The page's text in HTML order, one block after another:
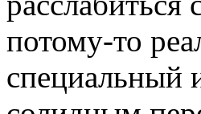
потому-то
специальный